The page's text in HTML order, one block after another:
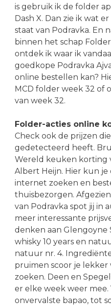
is gebruik ik de folder
Dash X. Dan zie ik wat
staat van Podravka. En
binnen het schap
ontdek ik waar ik
goedkope Podravka
online bestellen kan?
MCD folder week 32 of
van week 32.
Folder-acties online
Check ook de prijzen
gedetecteerd heeft.
Wereld keuken korting
Albert Heijn. Hier kun je
internet zoeken en
thuisbezorgen.
van Podravka spot jij in
meer interessante
denken aan Glengoyne
whisky 10 years en
natuur nr. 4.
pruimen scoor je
zoeken. Deen en
er elke week weer mee.
onvervalste bapao, tot